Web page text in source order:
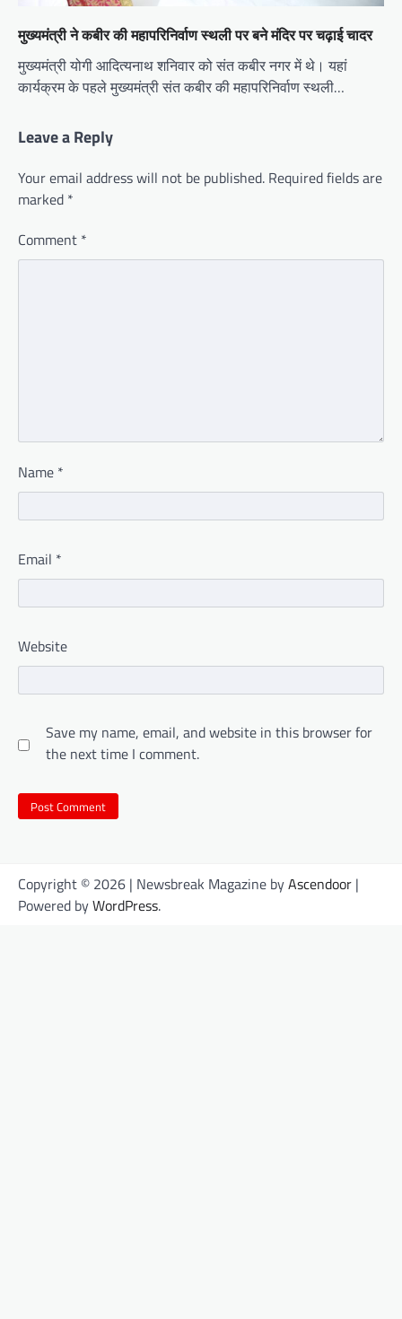
मुख्यमंत्री ने कबीर की महापरिनिर्वाण स्थली पर बने मंदिर पर चढ़ाई चादर
मुख्यमंत्री योगी आदित्यनाथ शनिवार को संत कबीर नगर में थे। यहां
कार्यक्रम के पहले मुख्यमंत्री संत कबीर की महापरिनिर्वाण स्थली…
Leave a Reply
Your email address will not be published. Required fields are
marked *
Comment *
Name *
Email *
Website
Save my name, email, and website in this browser for
the next time I comment.
Copyright © 2026 | Newsbreak Magazine byAscendoor |
Powered byWordPress.